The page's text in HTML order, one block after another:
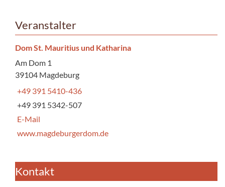
Veranstalter
Dom St. Mauritius und Katharina
Am Dom 1
39104 Magdeburg
+49 391 5410-436
+49 391 5342-507
E-Mail
www.magdeburgerdom.de
Kontakt